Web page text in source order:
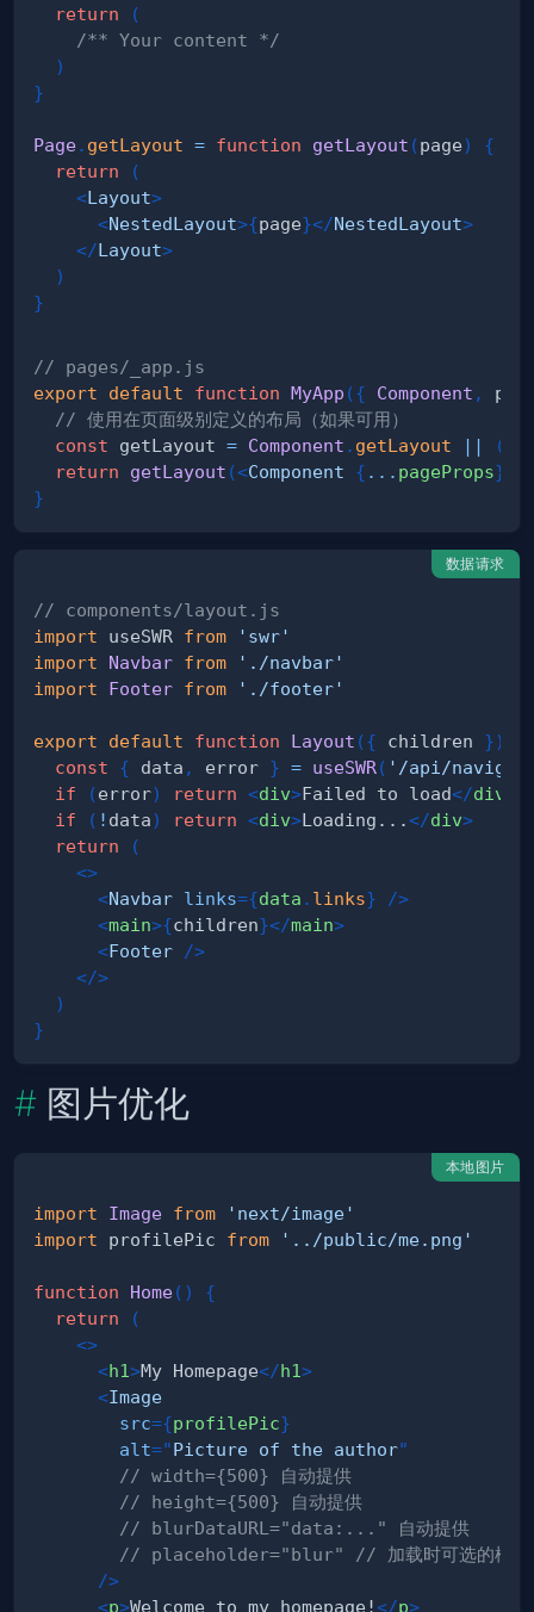
return
(
/** Your content */
)
}
Page. getLayout = function getLayout (page)
{
return
(
<Layout>
<NestedLayout>{page}</NestedLayout>
</Layout>
)
}
// pages/_app.js
export
default function MyApp ({ Component ,
// 使用在页面级别定义的布局（如果可用）
const getLayout = Component . getLayout || (
return
getLayout (<Component { ... pageProps}
}
数据请求
// components/layout.js
import
useSWR from
'swr'
import
Navbar from
'./navbar'
import
Footer from './footer'
export default function Layout ({ children })
const
{ data , error } = useSWR( '/api/
if
(error) return <div>Failed to load</div
if
( ! data) return <div>Loading...</div>
return
(
<>
<Navbar links={data . links}
/>
<main>{children}</main>
<Footer
/>
</>
)
}
图片优化
本地图片
import Image from
'next/image'
import
profilePic from '../public/me.png'
function Home( )
{
return
(
<>
<h1>My Homepage</h1>
<Image
src={profilePic}
alt="Picture of the author"
// width={500} 自动提供
// height={500} 自动提供
// blurDataURL="data:..." 自动提供
// placeholder="blur" // 加载时可选的模糊
/>
<p>Welcome to my homepage!</p>